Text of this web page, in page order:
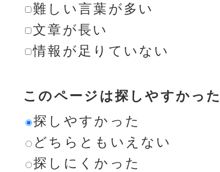
難しい言葉が多い
文章が長い
情報が足りていない
このページは探しやすかっ
探しやすかった
どちらともいえない
探しにくかった